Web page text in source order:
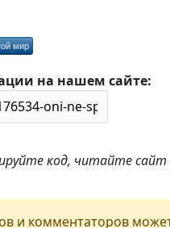
мир
на нашем сайте:
код, читайте
и комментаторов